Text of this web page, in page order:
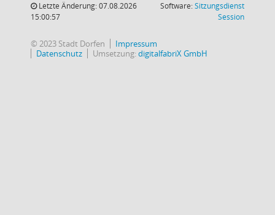
Letzte Änderung: 07.08.2026
15:00:57
Software:Sitzungsdienst
Session(Wird in
© 2023 Stadt Dorfen
Impressum
Datenschutz
Umsetzung:digitalfabriX GmbH